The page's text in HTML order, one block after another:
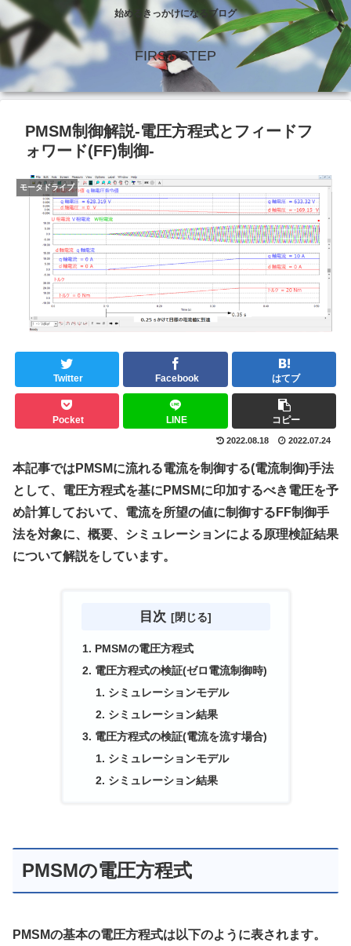
始めるきっかけになるブログ
FIRST STEP
PMSM制御解説-電圧方程式とフィードフ
ォワード(FF)制御-
モータドライブ
Twitter Facebook はてブ
Pocket LINE コピー
2022.08.18 2022.07.24
本記事ではPMSMに流れる電流を制御する(電流制御)手法
として、電圧方程式を基にPMSMに印加するべき電圧を予
め計算しておいて、電流を所望の値に制御するFF制御手
法を対象に、概要、シミュレーションによる原理検証結果
について解説をしています。
目次
PMSMの電圧方程式
電圧方程式の検証(ゼロ電流制御時)
シミュレーションモデル
シミュレーション結果
電圧方程式の検証(電流を流す場合)
シミュレーションモデル
シミュレーション結果
PMSMの電圧方程式
PMSMの基本の電圧方程式は以下のように表されます。